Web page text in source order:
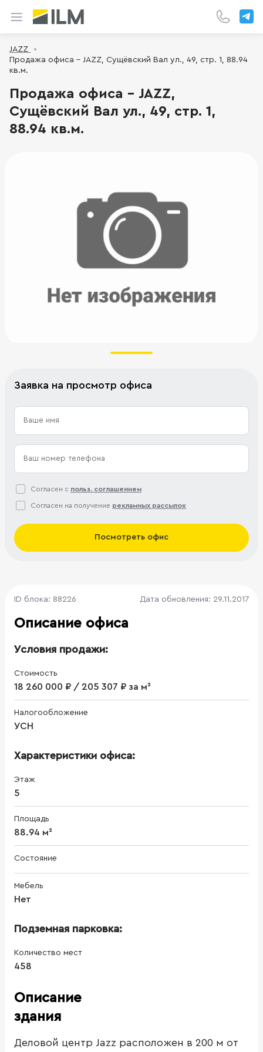
JAZZ
Продажа офиса - JAZZ, Сущёвский Вал ул., 49, стр. 1, 88.94
кв.м.
Продажа офиса - JAZZ,
Сущёвский Вал ул., 49, стр. 1,
88.94 кв.м.
Заявка на просмотр офиса
Согласен с польз. соглашением
Согласен на получение рекламных рассылок
Посмотреть офис
ID блока: 88226 Дата обновления: 29.11.2017
Описание офиса
Условия продажи:
Стоимость
18 260 000 ₽ / 205 307 ₽ за м²
Налогообложение
УСН
Характеристики офиса:
Этаж
5
Площадь
88.94 м²
Состояние
Мебель
Нет
Подземная парковка:
Количество мест
458
Описание
здания
Деловой центр Jazz расположен в 200 м от